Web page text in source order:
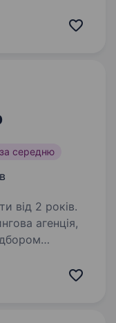
роботу
середню
від 2 років.
агенція,